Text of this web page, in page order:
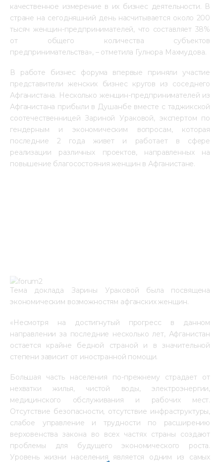
качественное измерение в их бизнес деятельности. В
стране на сегодняшний день насчитывается около 200
тысяч женщин-предпринимателей, что составляет 38%
от общего количества субъектов
предпринимательства», – отметила Гулнора Махмудова.
В работе бизнес форума впервые приняли участие
представители женских бизнес кругов из соседнего
Афганистана. Несколько женщин-предпринимателей из
Афганистана прибыли в Душанбе вместе с таджикской
соотечественницей Зариной Ураковой, экспертом по
гендерным и экономическим вопросам, которая
последние 2 года живет и работает в сфере
реализации различных проектов, направленных на
повышение благосостояния женщин в Афганистане.
Тема доклада Зарины Ураковой была посвящена
экономическим возможностям афганских женщин.
«Несмотря на достигнутый прогресс в данном
направлении за последние несколько лет, Афганистан
остается крайне бедной страной и в значительной
степени зависит от иностранной помощи.
Большая часть населения по-прежнему страдает от
нехватки жилья, чистой воды, электроэнергии,
медицинского обслуживания и рабочих мест.
Отсутствие безопасности, отсутствие инфраструктуры,
слабое управление и трудности по расширению
верховенства закона во всех частях страны создают
проблемы для будущего экономического роста.
Уровень жизни населения является одним из самых